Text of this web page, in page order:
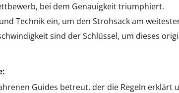
bei dem Genauigkeit triumphiert.
Technik ein, um den Strohsack am
sind der Schlüssel, um dieses
Guides betreut, der die Regeln erklärt